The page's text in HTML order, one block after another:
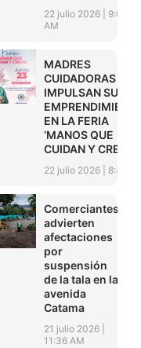
22 julio 2026
9:01
AM
MADRES
CUIDADORAS
IMPULSAN SUS
EN LA FERIA
‘MANOS QUE
CUIDAN Y CREAN’
22 julio 2026 8:45
Comerciantes
advierten
afectaciones
por
suspensión
de la tala en la
avenida
Catama
21 julio 2026
11:36 AM